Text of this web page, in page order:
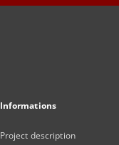
Informations
Project description